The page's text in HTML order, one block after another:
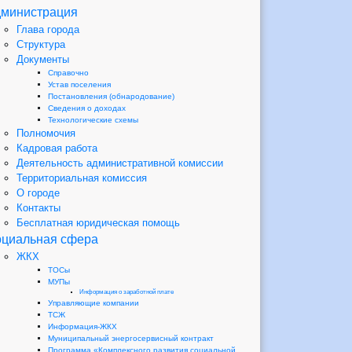
Глава города
Структура
Документы
Справочно
Устав поселения
Постановления (обнародование)
Сведения о доходах
Технологические схемы
Полномочия
Кадровая работа
Деятельность административной комиссии
Территориальная комиссия
О городе
Контакты
Бесплатная юридическая помощь
сфера
ЖКХ
ТОСы
МУПы
Информация о заработной плате
Управляющие компании
ТСЖ
Информация-ЖКХ
Муниципальный энергосервисный контракт
Программа «Комплексного развития социальной